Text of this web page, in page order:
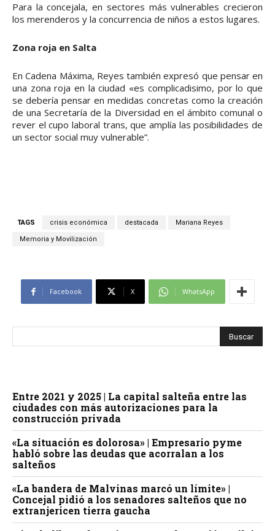
Para la concejala, en sectores más vulnerables crecieron
los merenderos y la concurrencia de niños a estos lugares.
Zona roja en Salta
En Cadena Máxima, Reyes también expresó que pensar en
una zona roja en la ciudad «es complicadisimo, por lo que
se debería pensar en medidas concretas como la creación
de una Secretaría de la Diversidad en el ámbito comunal o
rever el cupo laboral trans, que amplía las posibilidades de
un sector social muy vulnerable”.
TAGS crisis económica destacada Mariana Reyes
Memoria y Movilización
Facebook X WhatsApp
Entre 2021 y 2025 | La capital salteña entre las
ciudades con más autorizaciones para la
construcción privada
«La situación es dolorosa» | Empresario pyme
habló sobre las deudas que acorralan a los
salteños
«La bandera de Malvinas marcó un límite» |
Concejal pidió a los senadores salteños que no
extranjericen tierra gaucha